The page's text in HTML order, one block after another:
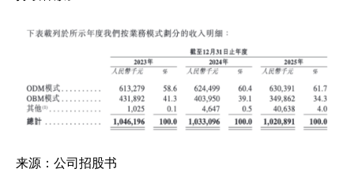
来源：公司招股书